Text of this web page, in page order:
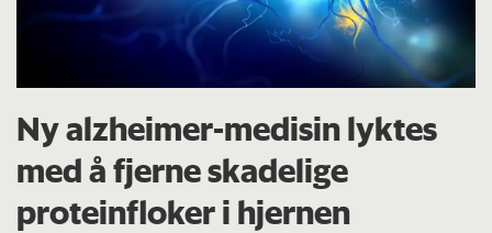
Ny alzheimer-medisin lyktes
med å fjerne skadelige
proteinfloker i hjernen